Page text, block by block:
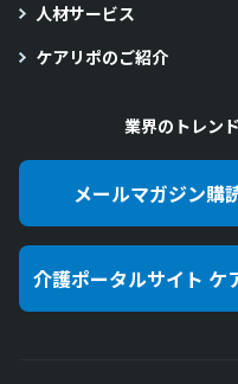
人材サービス
ケアリポのご紹介
業界のトレン
メールマガジン購
介護ポータルサイト ケ